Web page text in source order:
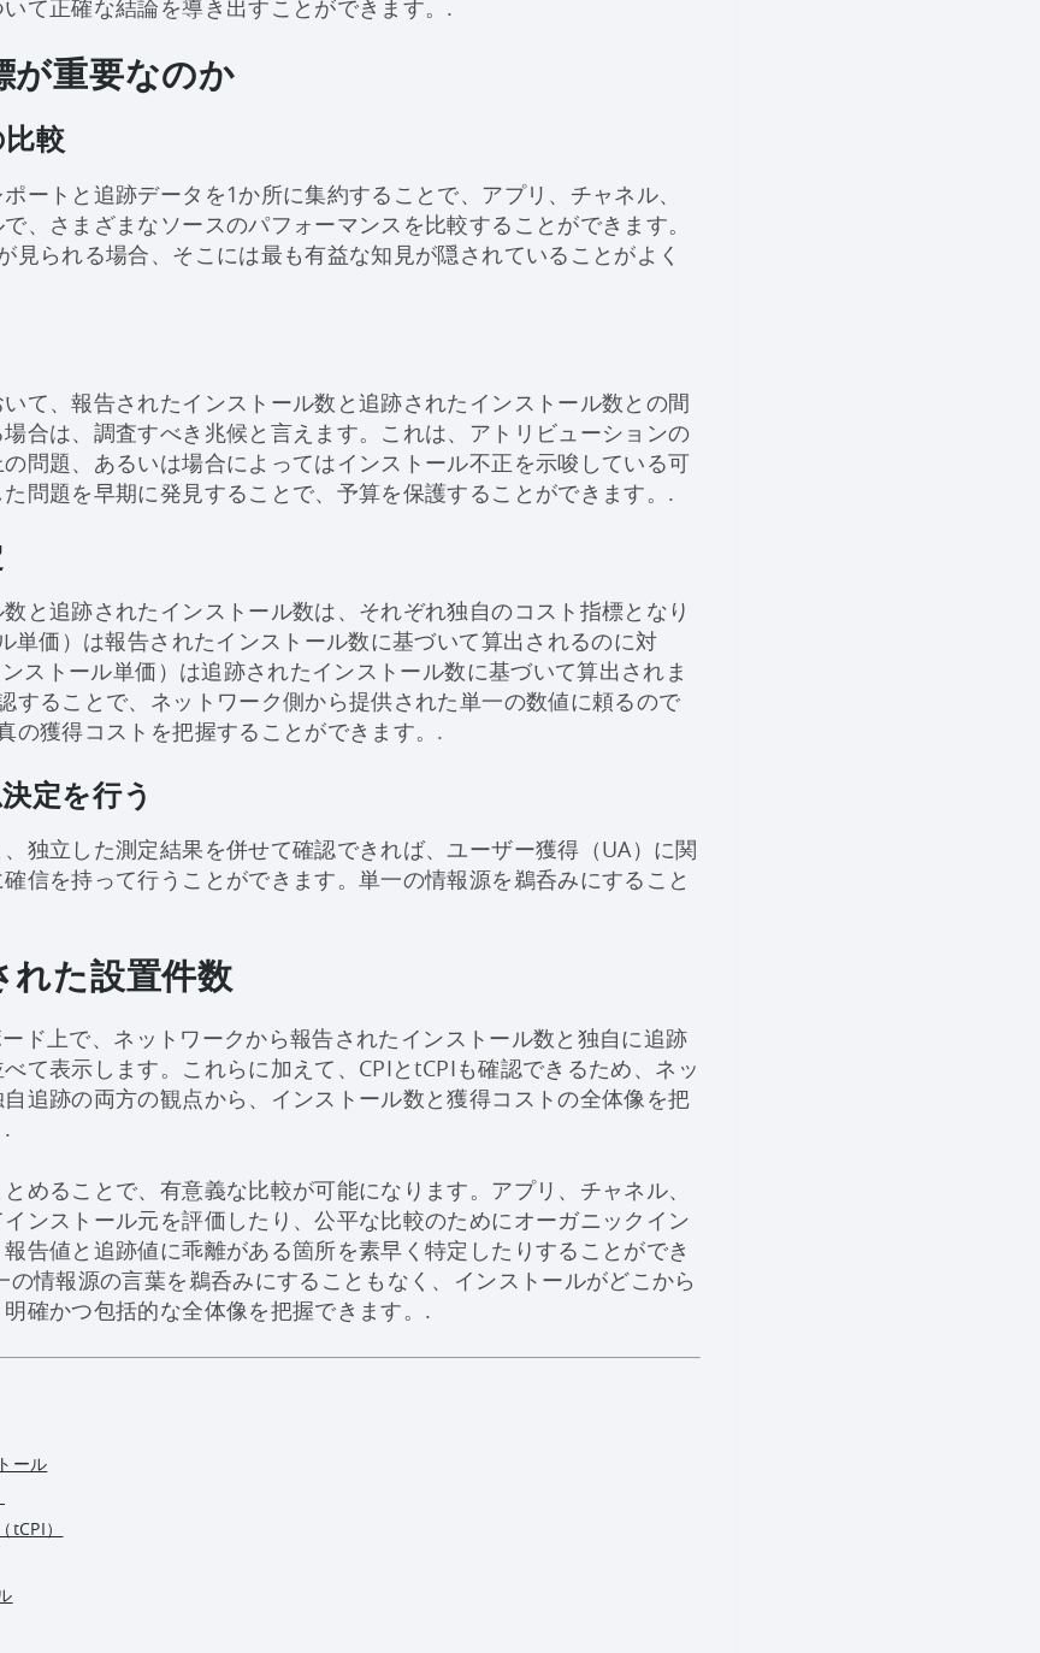
て正確な結論を導き出すことができます。.
が重要なのか
較
ートと追跡データを1か所に集約することで、アプリ、チャネル、
、さまざまなソースのパフォーマンスを比較することができます。
見られる場合、そこには最も有益な知見が隠されていることがよく
て、報告されたインストール数と追跡されたインストール数との間
合は、調査すべき兆候と言えます。これは、アトリビューションの
問題、あるいは場合によってはインストール不正を示唆している可
問題を早期に発見することで、予算を保護することができます。.
と追跡されたインストール数は、それぞれ独自のコスト指標となり
単価）は報告されたインストール数に基づいて算出されるのに対
ストール単価）は追跡されたインストール数に基づいて算出されま
することで、ネットワーク側から提供された単一の数値に頼るので
の獲得コストを把握することができます。.
定を行う
独立した測定結果を併せて確認できれば、ユーザー獲得（UA）に関
信を持って行うことができます。単一の情報源を鵜呑みにすること
れた設置件数
ド上で、ネットワークから報告されたインストール数と独自に追跡
て表示します。これらに加えて、CPIとtCPIも確認できるため、ネッ
追跡の両方の観点から、インストール数と獲得コストの全体像を把
めることで、有意義な比較が可能になります。アプリ、チャネル、
ンストール元を評価したり、公平な比較のためにオーガニックイン
告値と追跡値に乖離がある箇所を素早く特定したりすることができ
の情報源の言葉を鵜呑みにすることもなく、インストールがどこから
確かつ包括的な全体像を把握できます。.
ール
）